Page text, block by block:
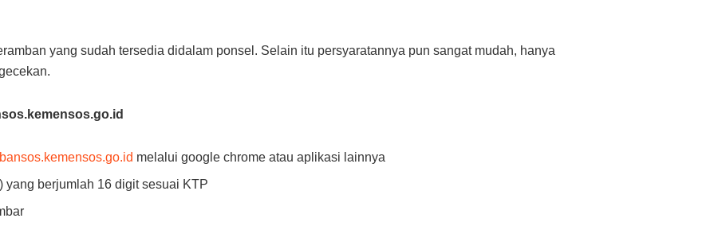
yang sudah tersedia didalam ponsel. Selain itu persyaratannya pun sangat mudah, hanya
melalui google chrome atau aplikasi lainnya
yang berjumlah 16 digit sesuai KTP